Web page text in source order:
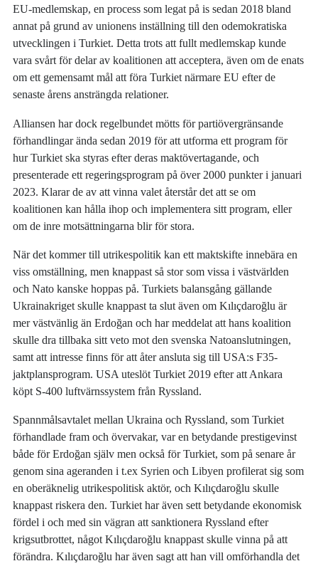
EU-medlemskap, en process som legat på is sedan 2018 bland
annat på grund av unionens inställning till den odemokratiska
utvecklingen i Turkiet. Detta trots att fullt medlemskap kunde
vara svårt för delar av koalitionen att acceptera, även om de enats
om ett gemensamt mål att föra Turkiet närmare EU efter de
senaste årens ansträngda relationer.
Alliansen har dock regelbundet mötts för partiövergränsande
förhandlingar ända sedan 2019 för att utforma ett program för
hur Turkiet ska styras efter deras maktövertagande, och
presenterade ett regeringsprogram på över 2000 punkter i januari
2023. Klarar de av att vinna valet återstår det att se om
koalitionen kan hålla ihop och implementera sitt program, eller
om de inre motsättningarna blir för stora.
När det kommer till utrikespolitik kan ett maktskifte innebära en
viss omställning, men knappast så stor som vissa i västvärlden
och Nato kanske hoppas på. Turkiets balansgång gällande
Ukrainakriget skulle knappast ta slut även om Kılıçdaroğlu är
mer västvänlig än Erdoğan och har meddelat att hans koalition
skulle dra tillbaka sitt veto mot den svenska Natoanslutningen,
samt att intresse finns för att åter ansluta sig till USA:s F35-
jaktplansprogram. USA uteslöt Turkiet 2019 efter att Ankara
köpt S-400 luftvärnssystem från Ryssland.
Spannmålsavtalet mellan Ukraina och Ryssland, som Turkiet
förhandlade fram och övervakar, var en betydande prestigevinst
både för Erdoğan själv men också för Turkiet, som på senare år
genom sina ageranden i t.ex Syrien och Libyen profilerat sig som
en oberäknelig utrikespolitisk aktör, och Kılıçdaroğlu skulle
knappast riskera den. Turkiet har även sett betydande ekonomisk
fördel i och med sin vägran att sanktionera Ryssland efter
krigsutbrottet, något Kılıçdaroğlu knappast skulle vinna på att
förändra. Kılıçdaroğlu har även sagt att han vill omförhandla det